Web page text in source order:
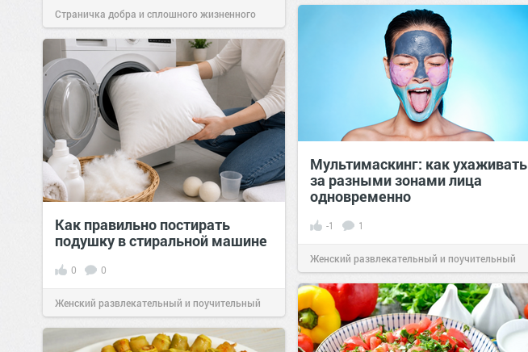
Страничка добра и сплошного жизненного
позитива!07:38Сегодня
Мультимаскинг: как ухаживать
за разными зонами лица
одновременно
-1 1
Женский развлекательный и поучительный
сайт.21:46Вчера
Как правильно постирать
подушку в стиральной машине
0 0
Женский развлекательный и поучительный
сайт.21:46Вчера